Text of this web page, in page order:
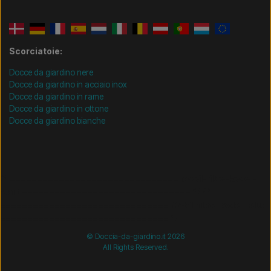
Scorciatoie:
Docce da giardino nere
Docce da giardino in acciaio inox
Docce da giardino in rame
Docce da giardino in ottone
Docce da giardino bianche
© Doccia-da-giardino.it 2026
All Rights Reserved.